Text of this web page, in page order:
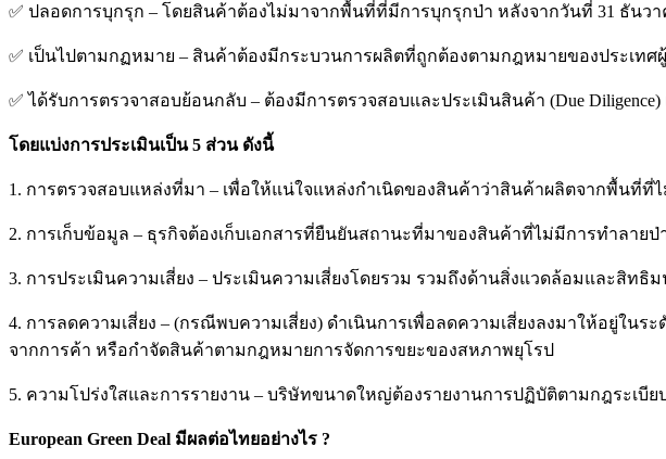
✅ ปลอดการบุกรุก – โดยสินค้าต้องไม่มาจากพื้นที่ที่มีการบุกรุกป่า หลังจากวันที่ 31 ธันวา
✅ เป็นไปตามกฏหมาย – สินค้าต้องมีกระบวนการผลิตที่ถูกต้องตามกฎหมายของประเ
✅ ได้รับการตรวจาสอบย้อนกลับ – ต้องมีการตรวจสอบและประเมินสินค้า (Due
โดยแบ่งการประเมินเป็น 5 ส่วน ดังนี้
1. การตรวจสอบแหล่งที่มา – เพื่อให้แน่ใจแหล่งกำเนิดของสินค้าว่าสินค้าผลิตจากพื้นที่
2. การเก็บข้อมูล – ธุรกิจต้องเก็บเอกสารที่ยืนยันสถานะที่มาของสินค้าที่ไม่มีการทำลายป่
3. การประเมินความเสี่ยง – ประเมินความเสี่ยงโดยรวม รวมถึงด้านสิ่งแวดล้อมและสิท
4. การลดความเสี่ยง – (กรณีพบความเสี่ยง) ดำเนินการเพื่อลดความเสี่ยงลงมาให้อยู่ใ
จากการค้า หรือกำจัดสินค้าตามกฎหมายการจัดการขยะของสหภาพยุโรป
5. ความโปร่งใสและการรายงาน – บริษัทขนาดใหญ่ต้องรายงานการปฏิบัติตามกฎระเบี
European Green Deal มีผลต่อไทยอย่างไร ?